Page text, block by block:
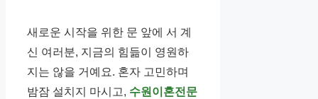
새로운 시작을 위한 문 앞에 서 계
신 여러분, 지금의 힘듦이 영원하
지는 않을 거예요. 혼자 고민하며
밤잠 설치지 마시고, 수원이혼전문